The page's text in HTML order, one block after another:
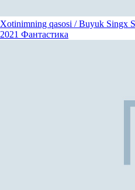
Xotinimning qasosi / Buyuk Singx
2021 Фантастика